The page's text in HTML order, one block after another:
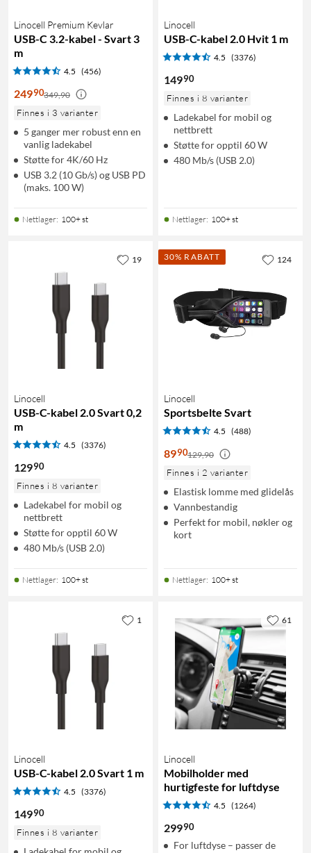
Linocell Premium Kevlar
USB-C 3.2-kabel - Svart 3
m
4.5 (456)
24990349,90
Finnes i 3 varianter
5 ganger mer robust enn en
vanlig ladekabel
Støtte for 4K/60 Hz
USB 3.2 (10 Gb/s) og USB PD
(maks. 100 W)
Nettlager: 100+ st
Linocell
USB-C-kabel 2.0 Hvit 1 m
4.5 (3376)
14990
Finnes i 8 varianter
Ladekabel for mobil og
nettbrett
Støtte for opptil 60 W
480 Mb/s (USB 2.0)
Nettlager: 100+ st
Linocell
USB-C-kabel 2.0 Svart 0,2
m
4.5 (3376)
12990
Finnes i 8 varianter
Ladekabel for mobil og
nettbrett
Støtte for opptil 60 W
480 Mb/s (USB 2.0)
Nettlager: 100+ st
19 30% RABATT
Linocell
Sportsbelte Svart
4.5 (488)
8990129,90
Finnes i 2 varianter
Elastisk lomme med glidelås
Vannbestandig
Perfekt for mobil, nøkler og
kort
Nettlager: 100+ st
124
Linocell
USB-C-kabel 2.0 Svart 1 m
4.5 (3376)
14990
Finnes i 8 varianter
1
Linocell
Mobilholder med
hurtigfeste for luftdyse
4.5 (1264)
29990
For luftdyse – passer de
61